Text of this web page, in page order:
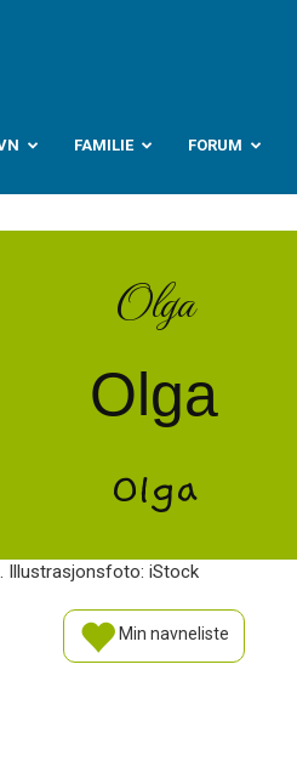
FAMILIE FORUM
Olga
Olga
Olga
Illustrasjonsfoto: iStock
Min navneliste